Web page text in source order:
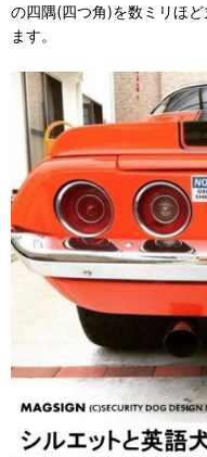
の四隅(四つ角)を数ミリほ
ます。